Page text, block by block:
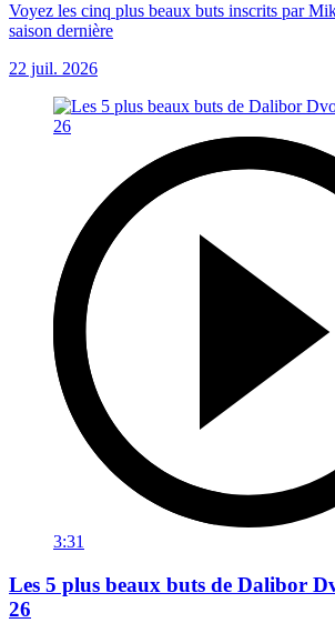
Voyez les cinq plus beaux buts inscrits par
saison dernière
22 juil. 2026
3:31
Les 5 plus beaux buts de Dalibor
26